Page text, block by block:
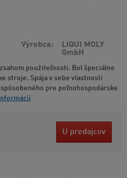
Výrobca
LIQUI MOLY
GmbH
použiteľnosti. Bol špeciálne
stroje. Spája v sebe vlastnosti
pre poľnohospodárske
U predajcov